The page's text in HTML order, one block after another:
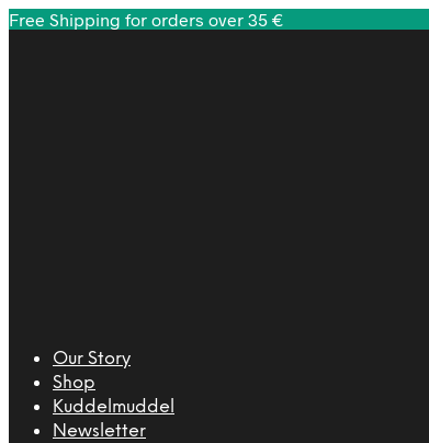
Free Shipping for orders over 35 €
Our Story
Shop
Kuddelmuddel
Newsletter